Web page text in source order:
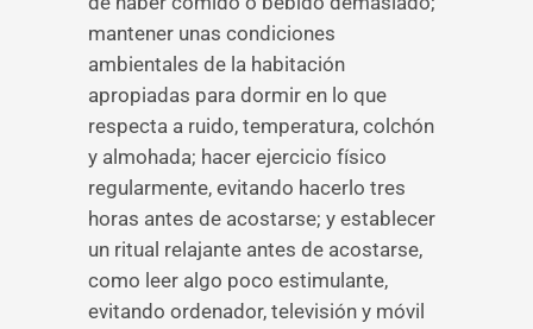
mantener unas condiciones
ambientales de la habitación
apropiadas para dormir en lo que
respecta a ruido, temperatura, colchón
y almohada; hacer ejercicio físico
regularmente, evitando hacerlo tres
horas antes de acostarse; y establecer
un ritual relajante antes de acostarse,
como leer algo poco estimulante,
evitando ordenador, televisión y móvil